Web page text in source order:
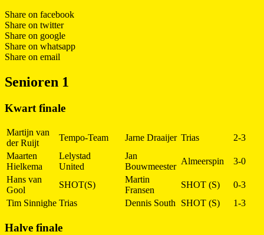
Share on facebook
Share on twitter
Share on google
Share on whatsapp
Share on email
Senioren 1
Kwart finale
Martijn van
der Ruijt
Tempo-Team Jarne Draaijer Trias
2-3
Maarten
Hielkema
Lelystad
United
Jan
Bouwmeester
Almeerspin
3-0
Hans van
Gool
SHOT(S)
Martin
Fransen
SHOT (S)
0-3
Tim Sinnighe Trias Dennis South SHOT (S) 1-3
Halve finale